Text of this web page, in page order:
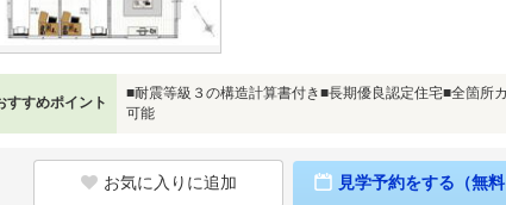
すすめポイント
■耐震等級３の構造計算書付き■長期優良認定住宅■全箇所
可能
お気に入りに追加 見学予約をする（無料